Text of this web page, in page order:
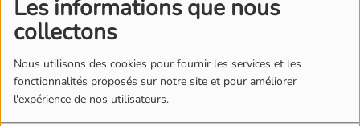
Les informations que nous
collectons
Nous utilisons des cookies pour fournir les services et les
fonctionnalités proposés sur notre site et pour améliorer
l'expérience de nos utilisateurs.